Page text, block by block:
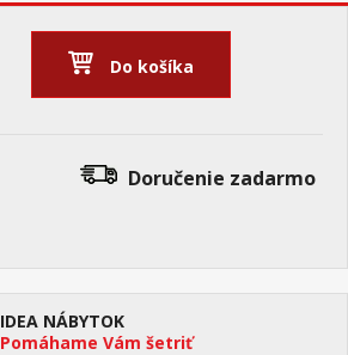
Do košíka
Doručenie zadarmo
IDEA NÁBYTOK
Pomáhame Vám šetriť